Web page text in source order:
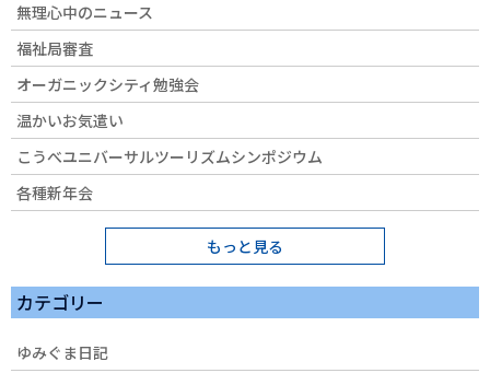
無理心中のニュース
福祉局審査
オーガニックシティ勉強会
温かいお気遣い
こうべユニバーサルツーリズムシンポジウム
各種新年会
もっと見る
カテゴリー
ゆみぐま日記